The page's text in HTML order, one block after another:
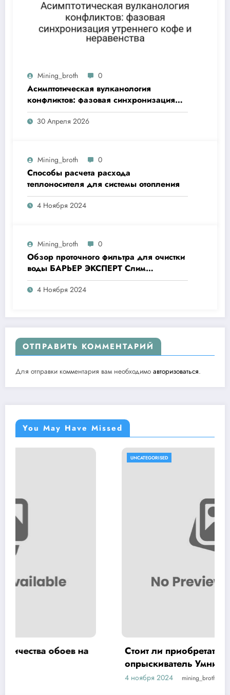
Mining_broth 0
Асимптотическая вулканология
конфликтов: фазовая синхронизация
утреннего кофе и неравенства
30 Апреля 2026
Mining_broth 0
Способы расчета расхода
теплоносителя для системы отопления
4 Ноября 2024
Mining_broth 0
Обзор проточного фильтра для очистки
воды БАРЬЕР ЭКСПЕРТ Слим
Жесткость
4 Ноября 2024
ОТПРАВИТЬ КОММЕНТАРИЙ
Для отправки комментария вам необходимо авторизоваться.
You May Have Missed
Стоит ли приобретать садовый
опрыскиватель Умница ОЭ 8л МИНИ